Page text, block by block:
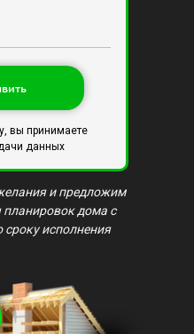
и предложим
дома с
исполнения
вы принимаете
данных